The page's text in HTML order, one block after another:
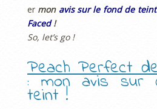
er mon avis sur le fond de
Faced!
So, let’s go !
Peach Perfect
: mon avis sur
teint !